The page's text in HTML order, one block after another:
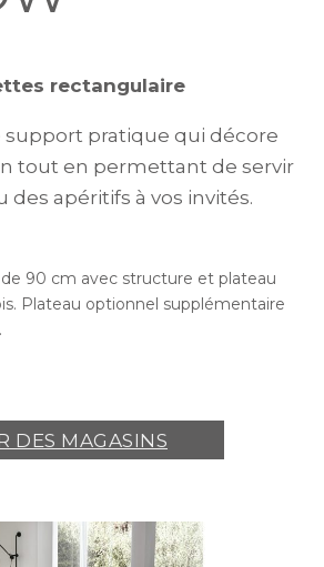
rectangulaire
support pratique qui décore
tout en permettant de servir
des apéritifs à vos invités.
90 cm avec structure et plateau
Plateau optionnel supplémentaire
DES MAGASINS